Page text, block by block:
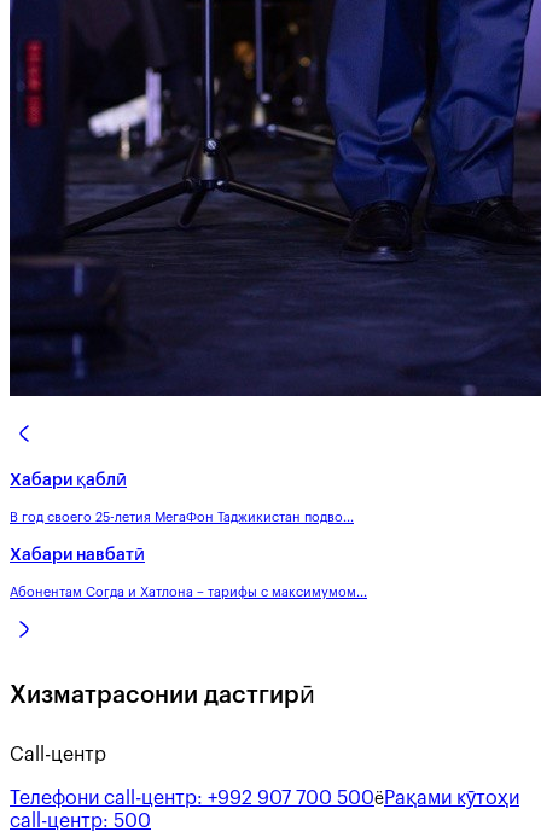
Хабари қаблӣ
В год своего 25-летия МегаФон Таджикистан подво...
Хабари навбатӣ
Абонентам Согда и Хатлона – тарифы с максимумом...
Хизматрасонии дастгирӣ
Call-центр
Телефони call-центр: +992 907 700 500ёРақами кӯтоҳи
call-центр: 500